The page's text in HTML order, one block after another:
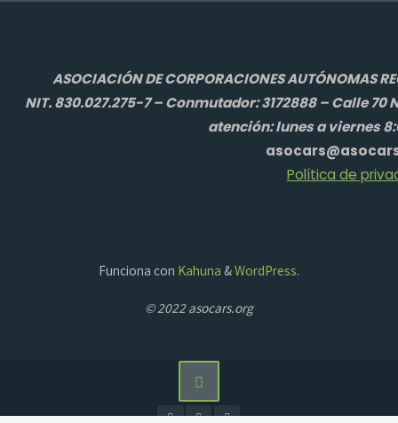
ASOCIACIÓN DE CORPORACIONES AUTÓNOMAS
NIT. 830.027.275-7 – Conmutador: 3172888 – Calle 70
atención: lunes a viernes
Política de
Funciona con Kahuna &WordPress.
© 2022 asocars.org